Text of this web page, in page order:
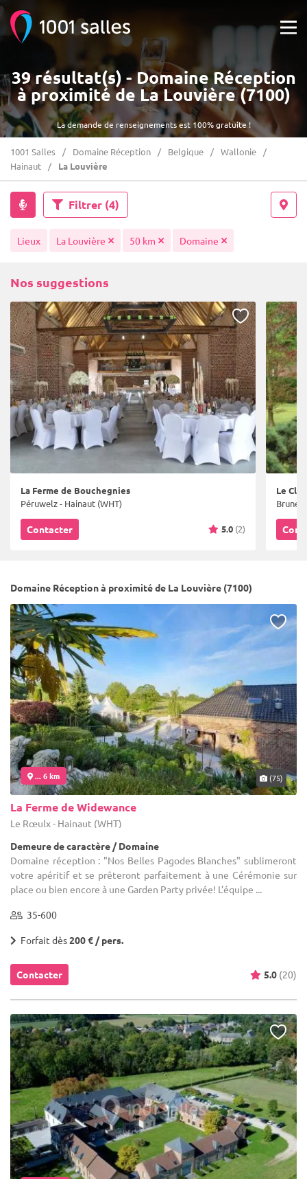
La demande de renseignements est 100% gratuite !
39 résultat(s) - Domaine Réception
à proximité de La Louvière (7100)
1001 Salles Domaine Réception Belgique
Wallonie
Hainaut
La Louvière
Filtrer (4)
Lieux La Louvière 50 km Domaine
Nos suggestions
La Ferme de Bouchegnies
Péruwelz - Hainaut (WHT)
Contacter 5.0 (2)
Le
Domaine Réception à proximité de La Louvière (7100)
... 6 km (75)
La Ferme de Widewance
Le Rœulx - Hainaut (WHT)
Demeure de caractère / Domaine
Domaine réception : "Nos Belles Pagodes Blanches" sublimeront
votre apéritif et se prêteront parfaitement à une Cérémonie sur
place ou bien encore à une Garden Party privée! L’équipe ...
35-600
Forfait dès200 € / pers.
Contacter 5.0 (20)